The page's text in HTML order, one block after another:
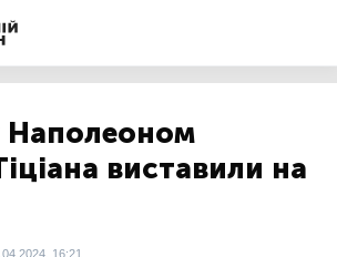
Наполеоном
виставили на